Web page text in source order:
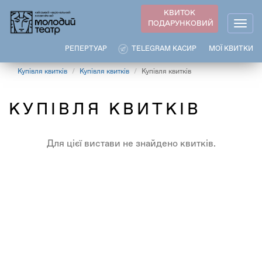
основного
КВИТОК
ПОДАРУНКОВИЙ
МОЇ КВИТКИ
TELEGRAM КАСИР
РЕПЕРТУАР
Купівля квитків Купівля квитків Купівля квитків
КУПІВЛЯ КВИТКІВ
Для цієї вистави не знайдено квитків.